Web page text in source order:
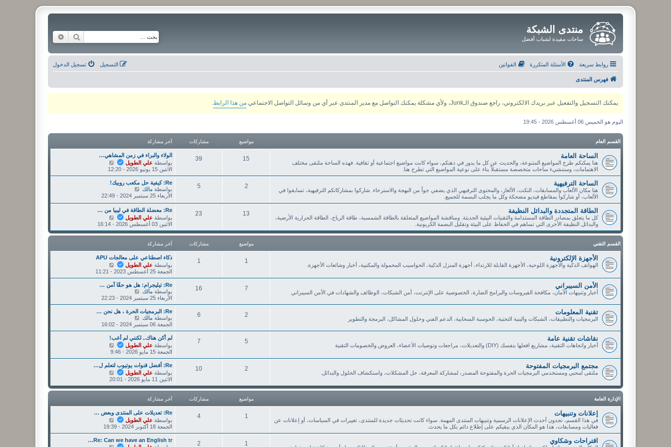
منتدى الشبكة
ساحات مفيدة لشباب أفضل بحث
روابط سريعة الأسئلة المتكررة القوانين تسجيل الدخول التسجيل
فهرس المنتدى
يمكنك التسجيل والتفعيل عبر بريدك الالكتروني، راجع صندوق الـJunk، ولأي مشكلة يمكنك التواصل مع مدير المنتدى عبر أي من وسائل التواصل الاجتماعي من هذا الرابط
اليوم هو الخميس 06 أغسطس 2026 - 19:45
القسم العام مواضيع مشاركات آخر مشاركة
الساحة العامة
هنا يمكنكم طرح المواضيع المتنوعة، والحديث عن كل ما يدور في ذهنكم، سواء كانت مواضيع اجتماعية أو ثقافية. فهذه الساحة ملتقى مختلف
الاهتمامات، وسننشيء ساحات متخصصة مستقبلاً بناء على نوعية المواضيع التي تطرح هنا.
15
39
الولاء والبراء في زمن المشاهي…
بواسطة علي الطويل
ا
ه
خ
ش
ر
ك
الاثنين 15 يونيو 2026 - 12:20
الساحة الترفيهية
هنا مكان الألعاب والمسابقات، النكت، الألغاز، والمحتوى الترفيهي الذي يضفي جواً من البهجة والاسترخاء. شاركوا بمشاركاتكم الترفيهية، تسابقوا في
الألعاب، أو شاركوا بمقاطع فيديو مضحكة وكل ما يجلب البسمة للجميع.
2
5
Re: كيفية حل مكعب روبيك!
بواسطة مالك
د
خ
ر
م
ك
ة
الأربعاء 25 سبتمبر 2024 - 22:49
الطاقة المتجددة والبدائل النظيفة
كل ما يتعلق بمصادر الطاقة المستدامة والتقنيات البيئية الحديثة. ومناقشة المواضيع المتعلقة بالطاقة الشمسية، طاقة الرياح، الطاقة الحرارية الأرضية،
والبدائل النظيفة الأخرى التي تساهم في الحفاظ على البيئة وتقليل البصمة الكربونية.
13
23
Re: معضلة الطاقة في ليبيا من …
بواسطة علي الطويل
ا
ه
د
ر
ش
ا
ك
ة
الاثنين 03 أغسطس 2026 - 16:14
القسم التقني مواضيع مشاركات آخر مشاركة
الأجهزة الإلكترونية
الهواتف الذكية والأجهزة اللوحية، الأجهزة القابلة للارتداء، أجهزة المنزل الذكية، الحواسيب المحمولة والمكتبية، أخبار وشائعات الأجهزة.
1
1
ذكاء اصطناعي على معالجات APU
بواسطة علي الطويل
ا
ه
د
آ
خ
ر
م
ش
ا
الجمعة 25 أغسطس 2023 - 11:21
الأمن السيبراني
أخبار وتنبيهات الأمان، مكافحة الفيروسات والبرامج الضارة، الخصوصية على الإنترنت، أمن الشبكات، الوظائف والشهادات في الأمن السيبراني
7
16
Re: تيليجرام: هل هو حقًا آمن …
بواسطة مالك
ه
د
خ
ر
ش
ا
ر
ة
الأربعاء 25 سبتمبر 2024 - 22:23
تقنية المعلومات
البرمجيات والتطبيقات، الشبكات والبنية التحتية، الحوسبة السحابية، الدعم الفني وحلول المشاكل، البرمجة والتطوير
2
6
Re: البرمجيات الحرة ، هل نحن …
بواسطة مالك
ه
د
خ
ش
ا
ر
ك
الجمعة 06 سبتمبر 2024 - 16:02
نقاشات تقنية عامة
أخبار واتجاهات التقنية، مشاريع افعلها بنفسك (DIY) والتعديلات، مراجعات وتوصيات الأعضاء، العروض والخصومات التقنية
5
7
لم أكن هناك.. لكنني لم أغب!
بواسطة علي الطويل
ه
د
م
ك
الجمعة 15 مايو 2026 - 9:46
مجتمع البرمجيات المفتوحة
ملتقى لمحبي ومستخدمي البرمجيات الحرة والمفتوحة المصدر، لمشاركة المعرفة، حل المشكلات، واستكشاف الحلول والبدائل.
2
10
Re: أفضل قنوات يوتيوب لتعلم ل…
بواسطة علي الطويل
ه
د
ر
ش
ا
ر
ك
الاثنين 11 مايو 2026 - 20:01
الإدارة العامة مواضيع مشاركات آخر مشاركة
إعلانات وتنبيهات
في هذا القسم، تجدون أحدث الإعلانات الرسمية وتنبيهات المنتدى المهمة. سواء كانت تحديثات جديدة للمنتدى، تغييرات في السياسات، أو إعلانات عن
فعاليات ومسابقات، هذا هو المكان الذي يبقيكم على إطلاع دائم بكل ما يحدث.
1
4
Re: تعديلات على المنتدى وبعض …
بواسطة علي الطويل
ا
ه
د
الجمعة 18 أكتوبر 2024 - 19:39
اقتراحات وشكاوي 1
2
Re: Can we have an English tr…